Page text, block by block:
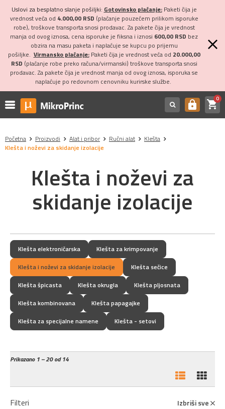
Uslovi za besplatno slanje pošiljki: Gotovinsko plaćanje:Paketi čija je
vrednost veća od 4.000,00 RSD (plaćanje pouzećem prilikom isporuke
robe), troškove transporta snosi prodavac. Za pakete čija je vrednost
manja od ovog iznosa, cena isporuke je fiksna i iznosi 600,00 RSD bez
obzira na masu paketa i naplaćuje se kupcu po prijemu
pošiljke. Virmansko plaćanje:Paketi čija je vrednost veća od 20.000,00
RSD (plaćanje robe preko računa/virmanski) troškove transporta snosi
prodavac. Za pakete čija je vrednost manja od ovog iznosa, isporuka se
naplaćuje po redovnom cenovniku kurirske službe.
https shopping_cart0
Početna Proizvodi Alat i pribor Ručni alat
Klešta
Klešta i noževi za skidanje izolacije
Klešta i noževi za
skidanje izolacije
Klešta elektroničarska
Klešta za krimpovanje
Klešta i noževi za skidanje izolacije
Klešta sečice
Klešta špicasta
Klešta okrugla
Klešta pljosnata
Klešta kombinovana
Klešta papagajke
Klešta za specijalne namene
Klešta - setovi
Prikazano1 – 20 od 14
Filteri Izbriši sve